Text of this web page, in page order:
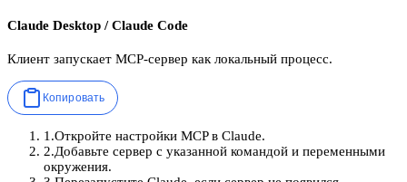
Claude Desktop / Claude Code
Клиент запускает MCP-сервер как локальный процесс.
Копировать
1 .Откройте настройки MCP в Claude.
2.Добавьте сервер с указанной командой и переменными
окружения.